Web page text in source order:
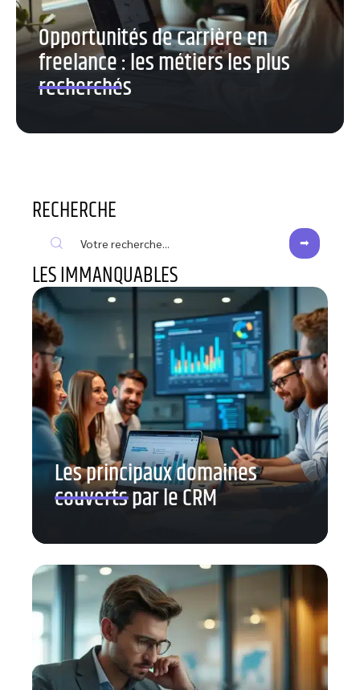
Opportunités de carrière en
freelance : les métiers les plus
recherchés
RECHERCHE
LES IMMANQUABLES
Les principaux domaines
couverts par le CRM